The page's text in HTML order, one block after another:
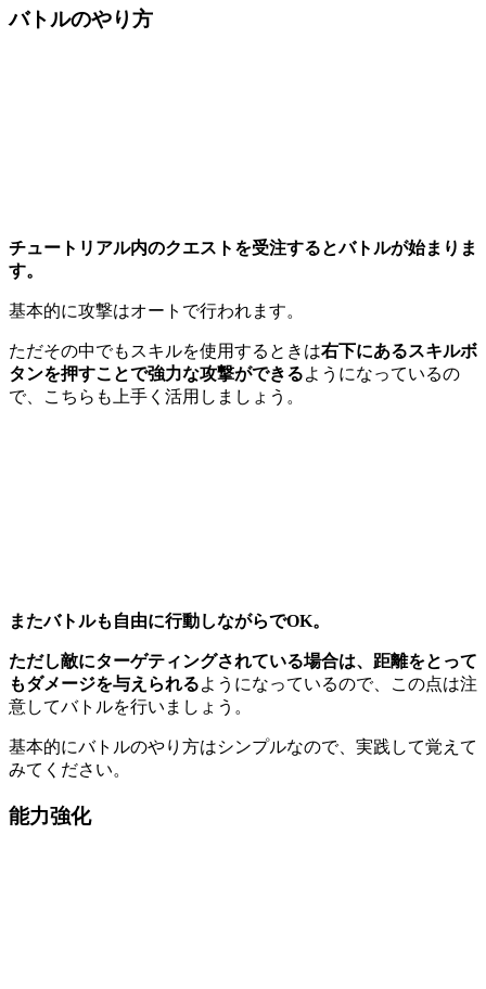
バトルのやり方
チュートリアル内のクエストを受注するとバトルが始まりま
す。
基本的に攻撃はオートで行われます。
ただその中でもスキルを使用するときは右下にあるスキルボ
タンを押すことで強力な攻撃ができるようになっているの
で、こちらも上手く活用しましょう。
またバトルも自由に行動しながらでOK。
ただし敵にターゲティングされている場合は、距離をとって
もダメージを与えられるようになっているので、この点は注
意してバトルを行いましょう。
基本的にバトルのやり方はシンプルなので、実践して覚えて
みてください。
能力強化